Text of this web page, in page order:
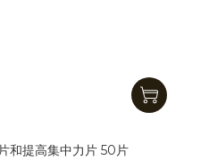
和提高集中力片 50片